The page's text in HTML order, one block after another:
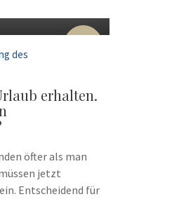
10
des
erhalten.
öfter als man
jetzt
Entscheidend für